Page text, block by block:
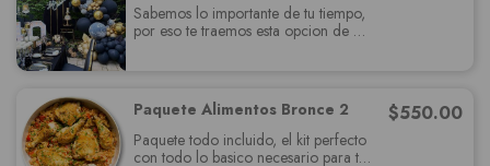
Sabemos lo importante de tu tiempo,
por eso te traemos esta opcion de
Paquete Alimentos Bronce 2
$550.00
Paquete todo incluido, el kit perfecto
con todo lo basico necesario para tu